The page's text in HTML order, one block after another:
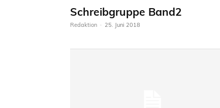
Schreibgruppe Band2
Redaktion - 25. Juni 2018